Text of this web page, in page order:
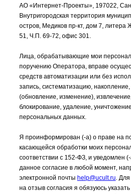
АО «Интернет-Проекты», 197022,
Внутригородская территория
остров, Медиков пр-кт, дом 7,
51, Ч.П. 69-72, офис 301.
Лица, обрабатывающие мои
поручению Оператора, вправе
средств автоматизации или без
запись, систематизацию,
(обновление, изменение),
блокирование, удаление,
персональных данных.
Я проинформирован (-а) о праве на
касающейся обработки моих
соответствии с 152-ФЗ, и уведомлен (-
данное согласие в любой момент,
электронной почты help@ucult.ru.
на отзыв согласия я обязуюсь